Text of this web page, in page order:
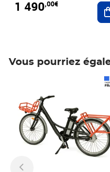
1 490,00€
Vous pourriez